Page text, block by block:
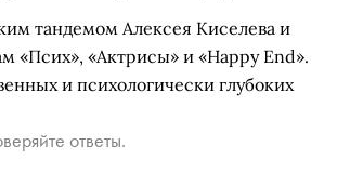
тандемом Алексея Киселева и
«Псих», «Актрисы» и «Happy End».
и психологически глубоких
ответы.